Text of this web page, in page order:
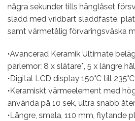
några sekunder tills hänglåset
sladd med vridbart sladdfäste,
samt värmetålig förvaringsväska
•Avancerad Keramik Ultimate
pärlemor: 8 x slätare*, 5 x längre
•Digital LCD display 150°C till 235°C
•Keramiskt värmeelement med
använda på 10 sek, ultra snabb
•Längre, smala, 110 mm, flytande